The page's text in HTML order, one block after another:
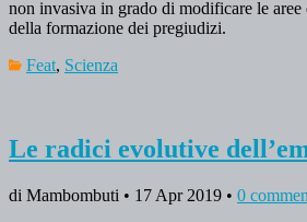
non invasiva in grado di modificare le
della formazione dei pregiudizi.
Feat, Scienza
Le radici evolutive
di Mambombuti • 17 Apr 2019 • 0